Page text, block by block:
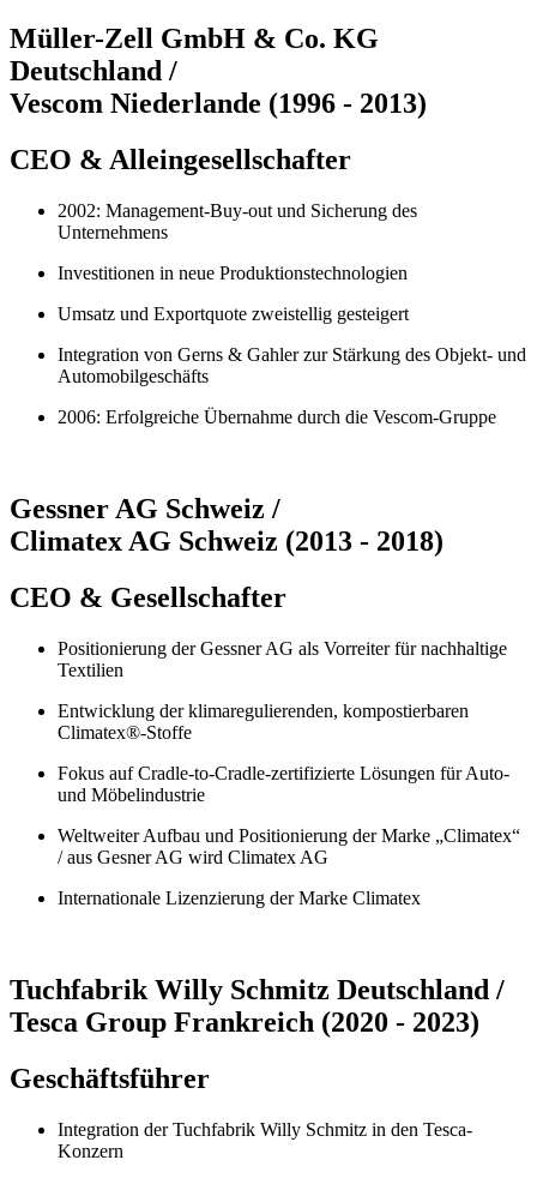
Müller-Zell GmbH & Co. KG
Deutschland /
Vescom Niederlande (1996 - 2013)
CEO & Alleingesellschafter
2002: Management-Buy-out und Sicherung des
Unternehmens
Investitionen in neue Produktionstechnologien
Umsatz und Exportquote zweistellig gesteigert
Integration von Gerns & Gahler zur Stärkung des Objekt- und
Automobilgeschäfts
2006: Erfolgreiche Übernahme durch die Vescom-Gruppe
Gessner AG Schweiz /
Climatex AG Schweiz (2013 - 2018)
CEO & Gesellschafter
Positionierung der Gessner AG als Vorreiter für nachhaltige
Textilien
Entwicklung der klimaregulierenden, kompostierbaren
Climatex®-Stoffe
Fokus auf Cradle-to-Cradle-zertifizierte Lösungen für Auto-
und Möbelindustrie
Weltweiter Aufbau und Positionierung der Marke „Climatex“
/ aus Gesner AG wird Climatex AG
Internationale Lizenzierung der Marke Climatex
Tuchfabrik Willy Schmitz Deutschland /
Tesca Group Frankreich (2020 - 2023)
Geschäftsführer
Integration der Tuchfabrik Willy Schmitz in den Tesca-
Konzern